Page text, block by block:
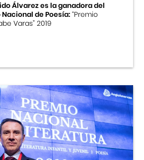
Japonés
Álvarez es la ganadora del
de Poesía:“Premio
Varas” 2019